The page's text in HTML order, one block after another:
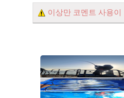
이상만 코멘트 사용이